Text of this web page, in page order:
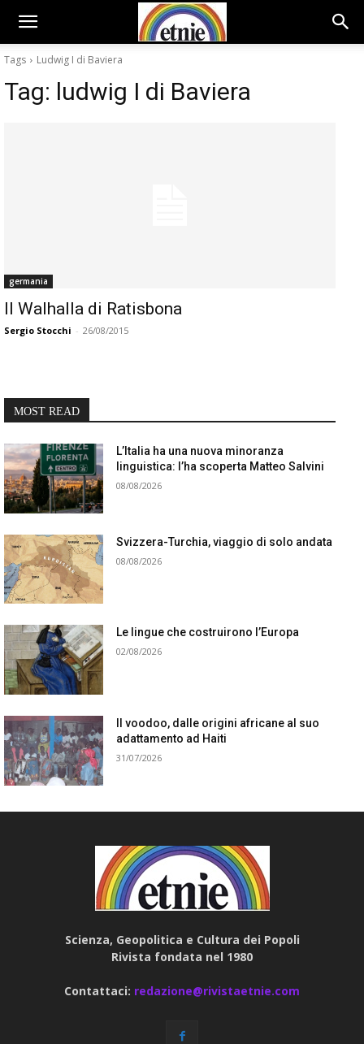
Tags Ludwig I di Baviera
Tag: ludwig I di Baviera
germania
Il Walhalla di Ratisbona
Sergio Stocchi - 26/08/2015
MOST READ
L’Italia ha una nuova minoranza
linguistica: l’ha scoperta Matteo Salvini
08/08/2026
Svizzera-Turchia, viaggio di solo andata
08/08/2026
Le lingue che costruirono l’Europa
02/08/2026
Il voodoo, dalle origini africane al suo
adattamento ad Haiti
31/07/2026
Scienza, Geopolitica e Cultura dei Popoli
Rivista fondata nel 1980
Contattaci: redazione@rivistaetnie.com